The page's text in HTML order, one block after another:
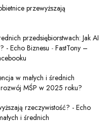
przewyższają
przedsiębiorstwach: Jak AI
- Echo Biznesu - FastTony –
w małych i średnich
rozwój MŚP w 2025 roku?
rzeczywistość? - Echo
i średnich